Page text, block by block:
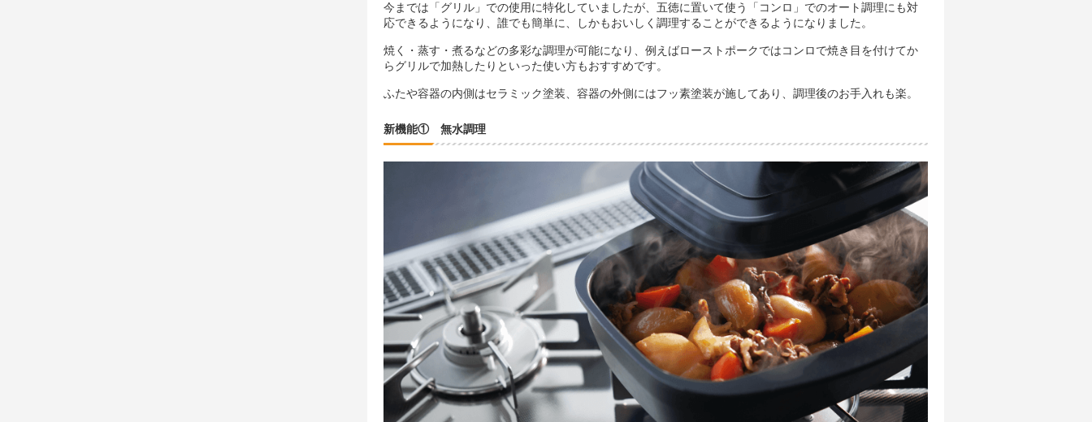
今までは「グリル」での使用に特化していましたが、五徳に置いて使う「コンロ」でのオート調理にも対
応できるようになり、誰でも簡単に、しかもおいしく調理することができるようになりました。
焼く・蒸す・煮るなどの多彩な調理が可能になり、例えばローストポークではコンロで焼き目を付けてか
らグリルで加熱したりといった使い方もおすすめです。
ふたや容器の内側はセラミック塗装、容器の外側にはフッ素塗装が施してあり、調理後のお手入れも楽。
新機能① 無水調理